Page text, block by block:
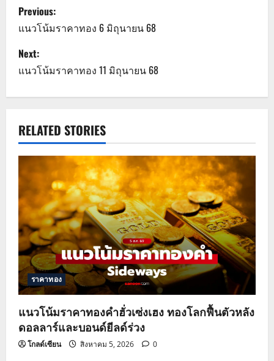
P
o
s
t
a
v
i
g
a
t
i
o
n
Previous:
แนวโน้มราคาทอง 6 มิถุนายน 68
Next:
แนวโน้มราคาทอง 11 มิถุนายน 68
RELATED STORIES
ราคาทอง
แนวโน้มราคาทองคำฮั่วเซ่งเฮง ทองโลกฟื้นตัวหลัง
ดอลลาร์และบอนด์ยีลด์ร่วง
โกลด์เซียน สิงหาคม 5, 2026 0